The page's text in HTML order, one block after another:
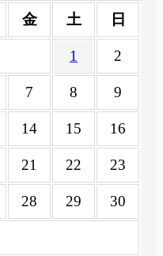
金 土 日
1 2
7 8 9
14 15 16
21 22 23
28 29 30